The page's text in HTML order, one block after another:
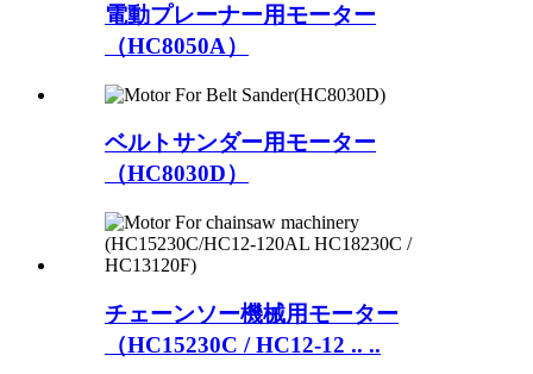
電動プレーナー用モーター
（HC8050A）
ベルトサンダー用モーター
（HC8030D）
チェーンソー機械用モーター
（HC15230C / HC12-12 .. ..